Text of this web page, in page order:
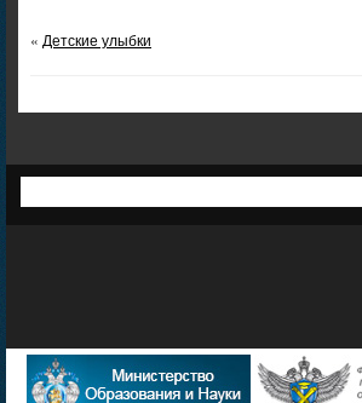
« Детские улыбки